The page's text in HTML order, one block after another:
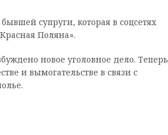
супруги, которая в соцсетях
Поляна».
новое уголовное дело. Теперь
и вымогательстве в связи с